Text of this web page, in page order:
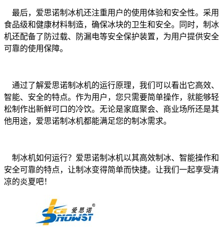
最后，爱思诺制冰机还注重用户的使用体验和安全性。采用
食品级和健康材料制造，确保冰块的卫生和安全。同时，制冰
机还配备了防过载、防漏电等安全保护装置，为用户提供安全
可靠的使用保障。
通过了解爱思诺制冰机的运行原理，我们可以看出它高效、
智能、安全的特点。作为用户，您只需要简单操作，就能够轻
松制作出新鲜可口的冷饮。无论是家庭聚会、商业场所还是其
他用途，爱思诺制冰机都能满足您的制冰需求。
制冰机如何运行？爱思诺制冰机以其高效制冰、智能操作和
安全可靠的特点，让制冰变得简单而快捷。让我们一起享受清
凉的炎夏吧！